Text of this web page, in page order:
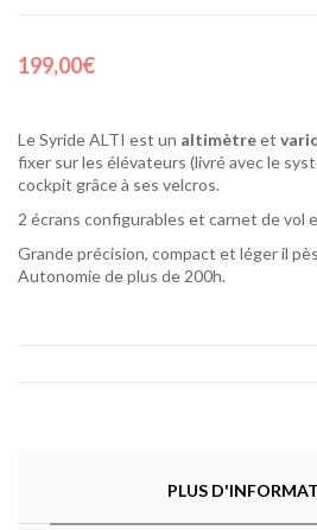
199,00€
Le Syride ALTI est un altimètreet
fixer sur les élévateurs (livré avec le
cockpit grâce à ses velcros.
2 écrans configurables et carnet de vol
Grande précision, compact et léger il
Autonomie de plus de 200h.
PLUS